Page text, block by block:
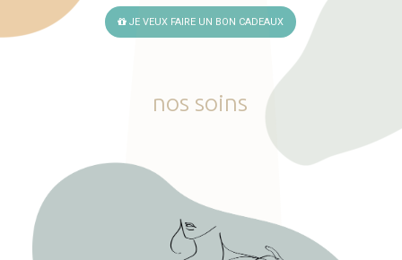
JE VEUX FAIRE UN BON CADEAUX
nos soins